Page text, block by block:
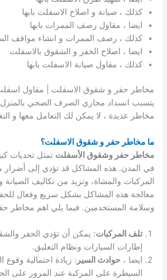
كذلك ، صيانة و اصلاح الاسفلت بابها
ايضا ، مقاول رصف الممرات بابها
كذلك ، رصف الممرات و انشاء مواقف
ايضا ، اصلاح الخفر و الشقوق بالاسفلت
كذلك ، مقاول صيانة الاسفلت بابها
مخاطر حفر و شقوق الاسفلت | مقاول اسفلت
يتسبب انسداد مجاري الصرف الصحي
مخاطر عديدة ، لا يمكن لك التعامل معها و
ما مخاطر حفر و شقوق الاسفلت؟
مخاطر حفر وشقوق الأسفلت تمثل تحديات
في المدن. هذه المشاكل قد تؤدي إلى أضرار
المركبات والمشاة، وتزيد من تكاليف الصيانة
معالجة هذه المشاكل بشكل سريع وفعال
وسلامة المستخدمين. فيما يلي اهم مخاطر
تلف المركبات: يمكن أن تؤدي الحفر
إطارات السيارات ونظام التعليق.
ايضا ، حوادث السير : زيادة احتمالية
السيطرة على المركبة عند المرور على